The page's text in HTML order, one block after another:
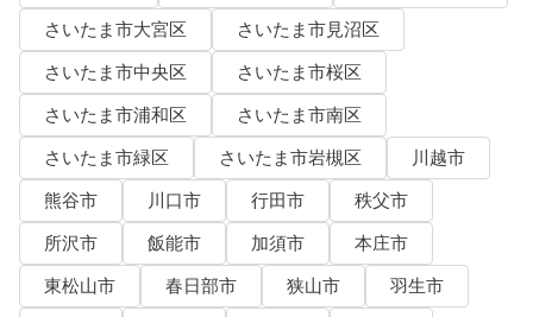
さいたま市大宮区
さいたま市見沼区
さいたま市中央区
さいたま市桜区
さいたま市浦和区
さいたま市南区
さいたま市緑区
さいたま市岩槻区
川越市
熊谷市
川口市 行田市
秩父市
所沢市
飯能市 加須市
本庄市
東松山市
春日部市 狭山市
羽生市